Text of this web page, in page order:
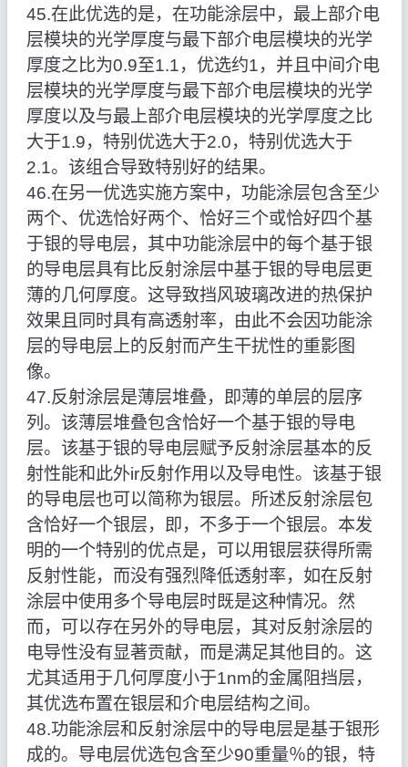
45.在此优选的是，在功能涂层中，最上部介电
层模块的光学厚度与最下部介电层模块的光学
厚度之比为0.9至1.1，优选约1，并且中间介电
层模块的光学厚度与最下部介电层模块的光学
厚度以及与最上部介电层模块的光学厚度之比
大于1.9，特别优选大于2.0，特别优选大于
2.1。该组合导致特别好的结果。
46.在另一优选实施方案中，功能涂层包含至少
两个、优选恰好两个、恰好三个或恰好四个基
于银的导电层，其中功能涂层中的每个基于银
的导电层具有比反射涂层中基于银的导电层更
薄的几何厚度。这导致挡风玻璃改进的热保护
效果且同时具有高透射率，由此不会因功能涂
层的导电层上的反射而产生干扰性的重影图
像。
47.反射涂层是薄层堆叠，即薄的单层的层序
列。该薄层堆叠包含恰好一个基于银的导电
层。该基于银的导电层赋予反射涂层基本的反
射性能和此外ir反射作用以及导电性。该基于银
的导电层也可以简称为银层。所述反射涂层包
含恰好一个银层，即，不多于一个银层。本发
明的一个特别的优点是，可以用银层获得所需
反射性能，而没有强烈降低透射率，如在反射
涂层中使用多个导电层时既是这种情况。然
而，可以存在另外的导电层，其对反射涂层的
电导性没有显著贡献，而是满足其他目的。这
尤其适用于几何厚度小于1nm的金属阻挡层，
其优选布置在银层和介电层结构之间。
48.功能涂层和反射涂层中的导电层是基于银形
成的。导电层优选包含至少90重量％的银，特